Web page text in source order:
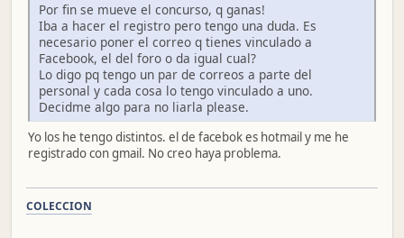
Por fin se mueve el concurso, q ganas!
Iba a hacer el registro pero tengo una duda. Es
necesario poner el correo q tienes vinculado a
Facebook, el del foro o da igual cual?
Lo digo pq tengo un par de correos a parte del
personal y cada cosa lo tengo vinculado a uno.
Decidme algo para no liarla please.
Yo los he tengo distintos. el de facebok es hotmail y me he
registrado con gmail. No creo haya problema.
COLECCION